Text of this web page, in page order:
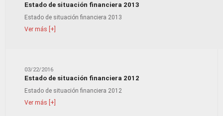
Estado de situación financiera 2013
Estado de situación financiera 2013
Ver más [+]
03/22/2016
Estado de situación financiera 2012
Estado de situación financiera 2012
Ver más [+]